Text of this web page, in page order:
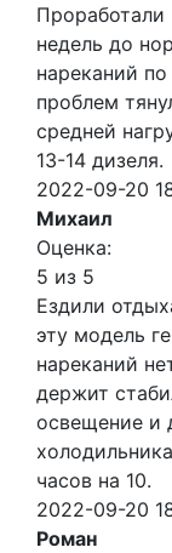
Проработали
недель до
нареканий
проблем
средней
13-14 дизеля.
2022-09-20
Михаил
Оценка:
5 из 5
Ездили
эту модель
нареканий
держит
освещение и
часов на 10.
2022-09-20
Роман